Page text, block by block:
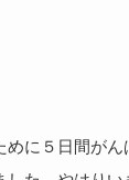
に５日間が